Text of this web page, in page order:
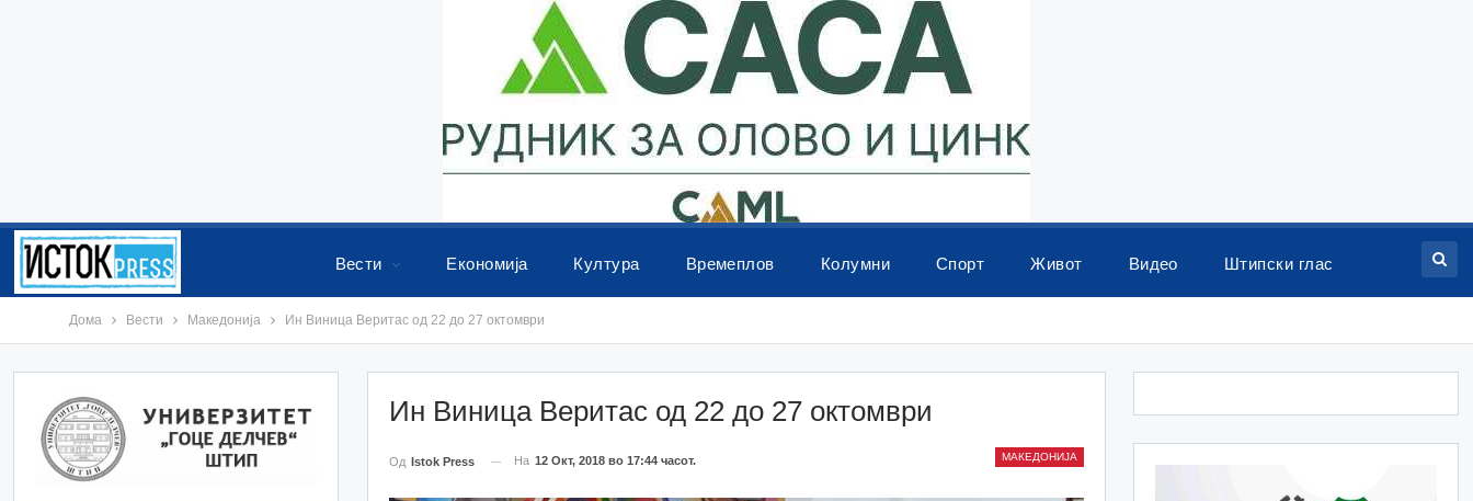
Вести Економија Култура Времеплов Колумни Спорт Живот Видео Штипски глас
Дома Вести Македонија Ин Виница Веритас од 22 до 27 октомври
Ин Виница Веритас од 22 до 27 октомври
МАКЕДОНИЈА
Од Istok Press На 12 Окт, 2018 во 17:44 часот.